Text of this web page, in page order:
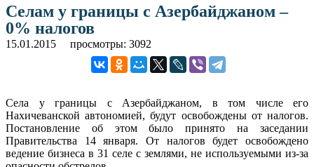
Селам у границы с Азербайджаном –
0% налогов
15.01.2015 просмотры: 3092
Села у границы с Азербайджаном, в том числе его
Нахичеванской автономией, будут освобождены от налогов.
Постановление об этом было принято на заседании
Правительства 14 января. От налогов будет освобождено
ведение бизнеса в 31 селе с землями, не используемыми из-за